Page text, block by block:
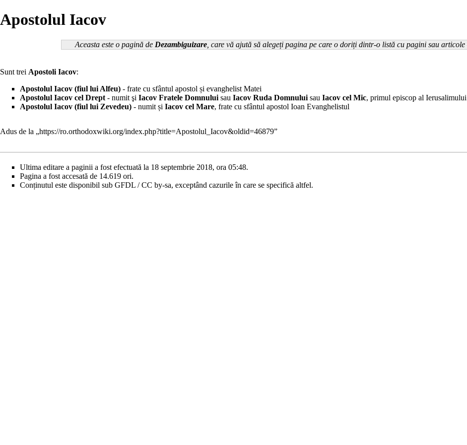
Apostolul Iacov
Aceasta este o pagină de Dezambiguizare, care vă ajută să alegeți pagina pe care o doriți dintr-o listă cu pagini sau
Sunt trei Apostoli Iacov:
Apostolul Iacov (fiul lui Alfeu) - frate cu sfântul apostol și evanghelist Matei
Apostolul Iacov cel Drept - numit şi Iacov Fratele Domnului sau Iacov Ruda Domnului sau Iacov cel Mic, primul episcop al Ierusalimului
Apostolul Iacov (fiul lui Zevedeu) - numit și Iacov cel Mare, frate cu sfântul apostol Ioan Evanghelistul
Adus de la „https://ro.orthodoxwiki.org/index.php?title=Apostolul_Iacov&oldid=46879”
Ultima editare a paginii a fost efectuată la 18 septembrie 2018, ora 05:48.
Pagina a fost accesată de 14.619 ori.
Conținutul este disponibil sub GFDL / CC by-sa, exceptând cazurile în care se specifică altfel.